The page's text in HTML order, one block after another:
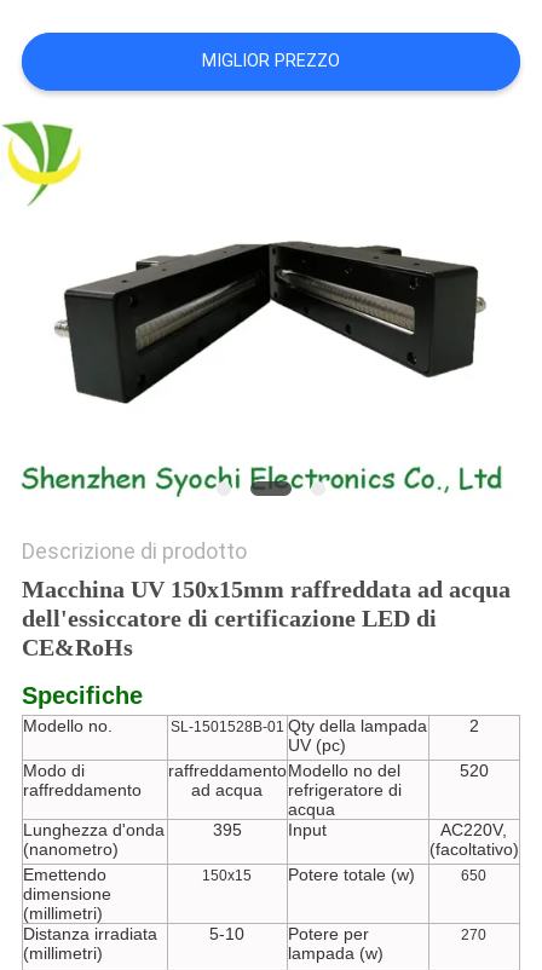
MAPPA
DEL
SITO
PRIVACY
MIGLIOR PREZZO
Descrizione di prodotto
Macchina UV 150x15mm raffreddata ad acqua
dell'essiccatore di certificazione LED di
CE&RoHs
Specifiche
Modello no. SL-1501528B-01 Qty della lampada
UV (pc)
2
Modo di
raffreddamento
raffreddamento
ad acqua
Modello no del
refrigeratore di
acqua
520
Lunghezza d'onda
(nanometro)
395 Input
AC220V,
(facoltativo)
Emettendo
dimensione
(millimetri)
150x15 Potere totale (w) 650
Distanza irradiata
(millimetri)
5-10
Potere per
lampada (w)
270